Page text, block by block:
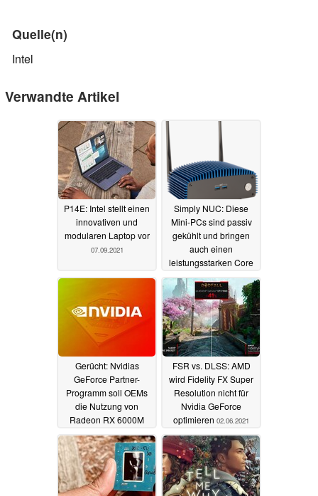
Quelle(n)
Intel
Verwandte Artikel
P14E: Intel stellt einen
innovativen und
modularen Laptop vor
07.09.2021
Simply NUC: Diese
Mini-PCs sind passiv
gekühlt und bringen
auch einen
leistungsstarken Core
i7-Prozessor mit
18.08.2021
Gerücht: Nvidias
GeForce Partner-
Programm soll OEMs
die Nutzung von
Radeon RX 6000M
untersagen03.06.2021
FSR vs. DLSS: AMD
wird Fidelity FX Super
Resolution nicht für
Nvidia GeForce
optimieren 02.06.2021